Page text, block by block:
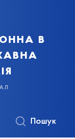
в
Пошук